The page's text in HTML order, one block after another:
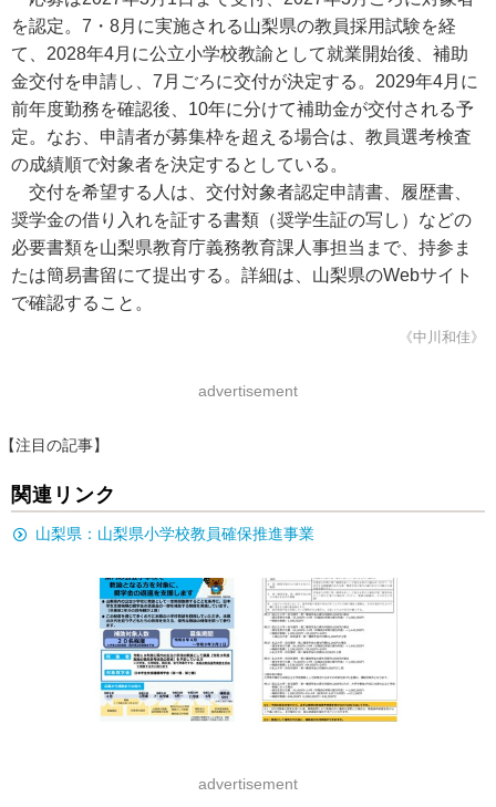
を認定。7・8月に実施される山梨県の教員採用試験を経
て、2028年4月に公立小学校教諭として就業開始後、補助
金交付を申請し、7月ごろに交付が決定する。2029年4月に
前年度勤務を確認後、10年に分けて補助金が交付される予
定。なお、申請者が募集枠を超える場合は、教員選考検査
の成績順で対象者を決定するとしている。
交付を希望する人は、交付対象者認定申請書、履歴書、
奨学金の借り入れを証する書類（奨学生証の写し）などの
必要書類を山梨県教育庁義務教育課人事担当まで、持参ま
たは簡易書留にて提出する。詳細は、山梨県のWebサイト
で確認すること。
《中川和佳》
advertisement
【注目の記事】
関連リンク
山梨県：山梨県小学校教員確保推進事業
advertisement